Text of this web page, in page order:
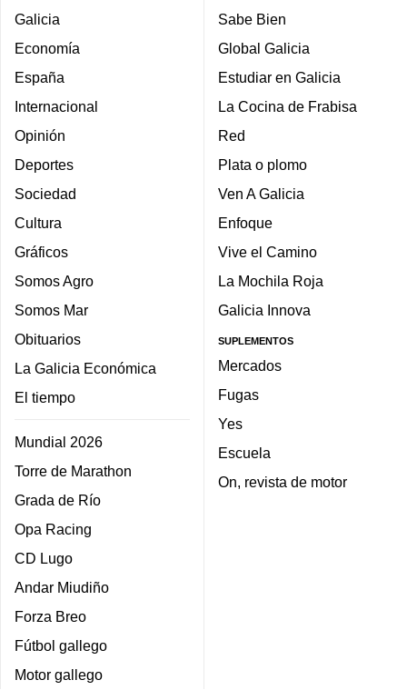
Galicia
Economía
España
Internacional
Opinión
Deportes
Sociedad
Cultura
Gráficos
Somos Agro
Somos Mar
Obituarios
La Galicia Económica
El tiempo
Mundial 2026
Torre de Marathon
Grada de Río
Opa Racing
CD Lugo
Andar Miudiño
Forza Breo
Fútbol gallego
Motor gallego
Sabe Bien
Global Galicia
Estudiar en Galicia
La Cocina de Frabisa
Red
Plata o plomo
Ven A Galicia
Enfoque
Vive el Camino
La Mochila Roja
Galicia Innova
SUPLEMENTOS
Mercados
Fugas
Yes
Escuela
On, revista de motor